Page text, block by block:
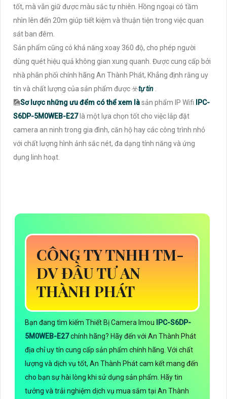
tốt, mà vẫn giữ được màu sắc tự nhiên. Hồng ngoại có tầm
nhìn lên đến 20m giúp tiết kiệm và thuận tiện trong việc quan
sát ban đêm.
Sản phẩm cũng có khả năng xoay 360 độ, cho phép người
dùng quét hiệu quả không gian xung quanh. Được cung cấp bởi
nhà phân phối chính hãng An Thành Phát, Khẳng định rằng uy
tín và chất lượng của sản phẩm được ☣️tự tin
🎑Sơ lược những ưu đểm có thể xem làsản phẩm IP Wifi IPC-
S6DP-5M0WEB-E27là một lựa chọn tốt cho việc lắp đặt
camera an ninh trong gia đình, căn hộ hay các công trình nhỏ
với chất lượng hình ảnh sắc nét, đa dạng tính năng và ứng
dụng linh hoạt.
CÔNG TY TNHH TM-
DV ĐẦU TƯ AN
THÀNH PHÁT
Bạn đang tìm kiếm Thiết Bị Camera Imou IPC-S6DP-
5M0WEB-E27chính hãng? Hãy đến với An Thành Phát
địa chỉ uy tín cung cấp sản phẩm chính hãng. Với chất
lượng và dịch vụ tốt, An Thành Phát cam kết mang đến
cho bạn sự hài lòng khi sử dụng sản phẩm. Hãy tin
tưởng và trải nghiệm dịch vụ mua sắm tại An Thành